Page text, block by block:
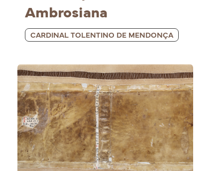
Ambrosiana
CARDINAL TOLENTINO DE MENDONÇA